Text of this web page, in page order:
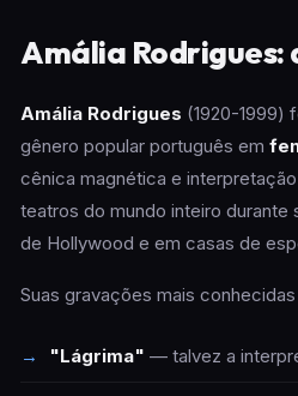
Amália Rodrigues:
Amália Rodrigues (1920-1999)
gênero popular português em
cênica magnética e
teatros do mundo inteiro durante
de Hollywood e em casas de
Suas gravações mais
"Lágrima" — talvez a